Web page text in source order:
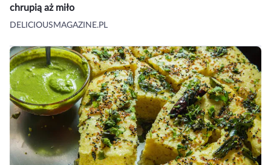
chrupią aż miło
DELICIOUSMAGAZINE.PL